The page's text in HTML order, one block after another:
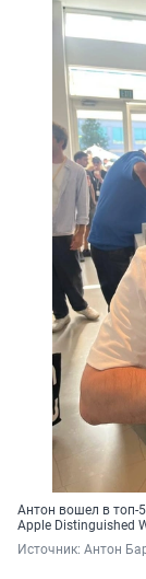
Антон вошел в топ-
Apple Distinguished
Источник: Антон